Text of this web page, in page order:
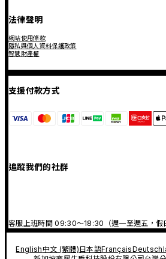
法律聲明
網站使用條款
隱私與個人資料保護政策
智慧財產權
支援付款方式
追蹤我們的社群
客服上班時間 09:30～18:30（週一至週五，假
English中文 (繁體)日本語Français